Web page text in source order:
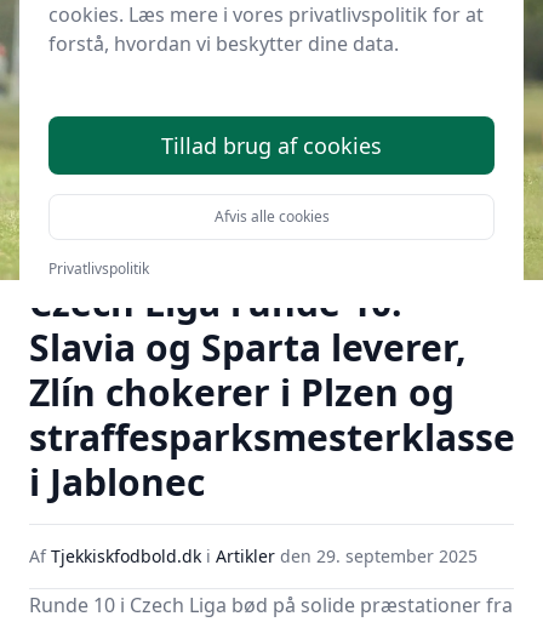
Czech Liga runde 10:
Slavia og Sparta leverer,
Zlín chokerer i Plzen og
straffesparksmesterklasse
i Jablonec
AfTjekkiskfodbold.dk i Artikler den 29. september 2025
Runde 10 i Czech Liga bød på solide præstationer fra
cookies. Læs mere i vores privatlivspolitik for at
forstå, hvordan vi beskytter dine data.
Tillad brug af cookies
Afvis alle cookies
Privatlivspolitik